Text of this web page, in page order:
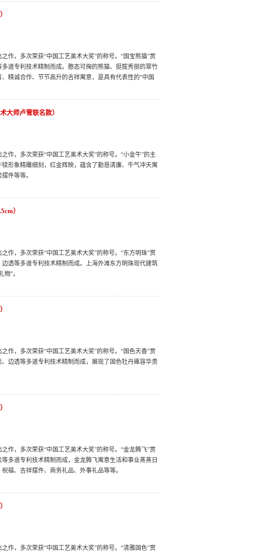
作，多次荣获“中国工艺美术大奖”的称号。“国宝熊猫”赏
道专利技术精制而成。憨态可掬的熊猫、挺拔秀丽的翠竹
精诚合作、节节高升的吉祥寓意，是具有代表性的“中国
大师卢雪联名款）
作，多次荣获“中国工艺美术大奖”的称号。“小金牛”的主
形象精雕细刻，红金辉映，蕴含了勤恳清廉、牛气冲天寓
件等等。
）
作，多次荣获“中国工艺美术大奖”的称号。“东方明珠”赏
透等多道专利技术精制而成。上海外滩东方明珠现代建筑
”。
作，多次荣获“中国工艺美术大奖”的称号。“国色天香”赏
边透等多道专利技术精制而成，展现了国色牡丹雍容华贵
作，多次荣获“中国工艺美术大奖”的称号。“金龙腾飞”赏
多道专利技术精制而成，金龙腾飞寓意生活和事业蒸蒸日
福、吉祥摆件、商务礼品、外事礼品等等。
作，多次荣获“中国工艺美术大奖”的称号。“清雅国色”赏